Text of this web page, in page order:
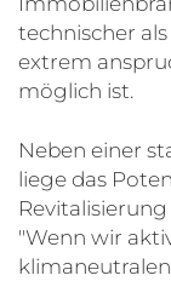
technischer
extrem
möglich ist.
Neben einer
liege das
"Wenn wir